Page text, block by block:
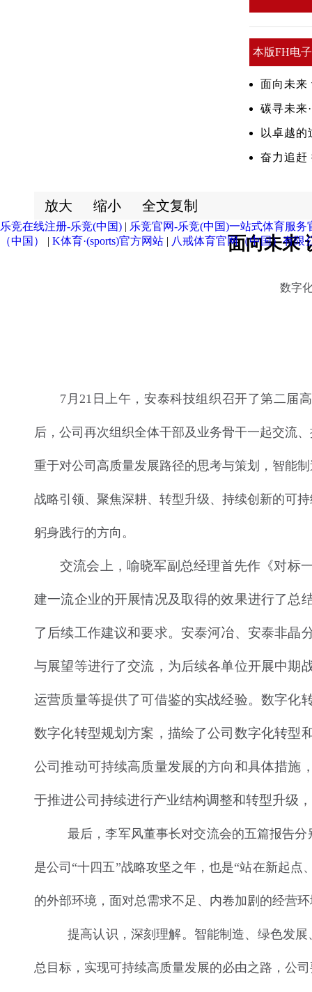
本版FH电子
·（中国）网
站
面向未来
碳寻未来
以卓越
奋力追赶
放大 缩小 全文复制
面向未来
数字
7月21日上午，安泰科技组织召开了第二届
后，公司再次组织全体干部及业务骨干一起交流
重于对公司高质量发展路径的思考与策划，智能
战略引领、聚焦深耕、转型升级、持续创新的可
躬身践行的方向。
交流会上，喻晓军副总经理首先作《对标
建一流企业的开展情况及取得的效果进行了总
了后续工作建议和要求。安泰河冶、安泰非晶
与展望等进行了交流，为后续各单位开展中期
运营质量等提供了可借鉴的实战经验。数字化
数字化转型规划方案，描绘了公司数字化转型
公司推动可持续高质量发展的方向和具体措施
于推进公司持续进行产业结构调整和转型升级
最后，李军风董事长对交流会的五篇报告
是公司“十四五”战略攻坚之年，也是“站在新起
的外部环境，面对总需求不足、内卷加剧的经营
提高认识，深刻理解。智能制造、绿色发
总目标，实现可持续高质量发展的必由之路，公
乐竞在线注册-乐竞(中国) | 乐竞官网-乐竞(中国)一站式体育服务
（中国）
| K体育·(sports)官方网站 | 八戒体育官网（中国）有限